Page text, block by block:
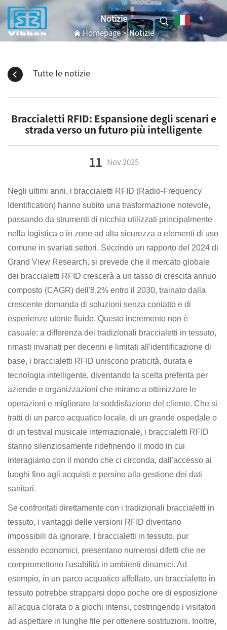
IT
Notizie
Homepage>Notizie
Tutte le notizie
Braccialetti RFID: Espansione degli scenari e
strada verso un futuro più intelligente
11 Nov2025
Negli ultimi anni, i braccialetti RFID (Radio-Frequency
Identification) hanno subito una trasformazione notevole,
passando da strumenti di nicchia utilizzati principalmente
nella logistica o in zone ad alta sicurezza a elementi di uso
comune in svariati settori. Secondo un rapporto del 2024 di
Grand View Research, si prevede che il mercato globale
dei braccialetti RFID crescerà a un tasso di crescita annuo
composto (CAGR) dell'8,2% entro il 2030, trainato dalla
crescente domanda di soluzioni senza contatto e di
esperienze utente fluide. Questo incremento non è
casuale: a differenza dei tradizionali braccialetti in tessuto,
rimasti invariati per decenni e limitati all'identificazione di
base, i braccialetti RFID uniscono praticità, durata e
tecnologia intelligente, diventando la scelta preferita per
aziende e organizzazioni che mirano a ottimizzare le
operazioni e migliorare la soddisfazione del cliente. Che si
tratti di un parco acquatico locale, di un grande ospedale o
di un festival musicale internazionale, i braccialetti RFID
stanno silenziosamente ridefinendo il modo in cui
interagiamo con il mondo che ci circonda, dall'accesso ai
luoghi fino agli acquisti e persino alla gestione dei dati
sanitari.
Se confrontati direttamente con i tradizionali braccialetti in
tessuto, i vantaggi delle versioni RFID diventano
impossibili da ignorare. I braccialetti in tessuto, pur
essendo economici, presentano numerosi difetti che ne
compromettono l'usabilità in ambienti dinamici. Ad
esempio, in un parco acquatico affollato, un braccialetto in
tessuto potrebbe strapparsi dopo poche ore di esposizione
all'acqua clorata o a giochi intensi, costringendo i visitatori
ad aspettare in lunghe file per ottenere sostituzioni. Inoltre,